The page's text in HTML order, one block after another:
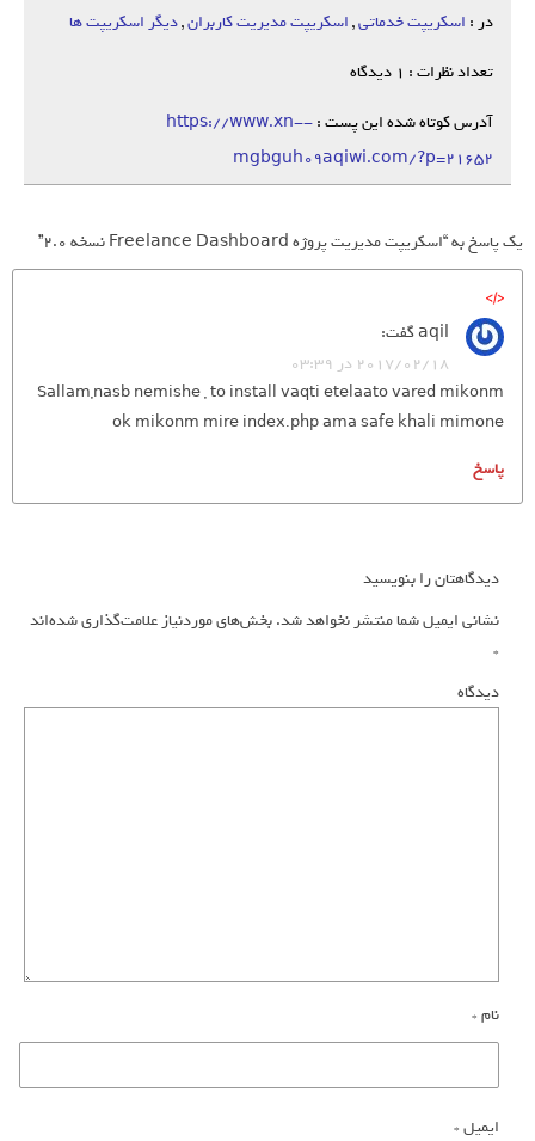
در : اسکریپت خدماتی,اسکریپت مدیریت کاربران,دیگر اسکریپت ها
تعداد نظرات : 1 دیدگاه
آدرس کوتاه شده این پست :https://www.xn--
mgbguh09aqiwi.com/?p=21652
یک پاسخ به “اسکریپت مدیریت پروژه Freelance Dashboard نسخه 2.0”
aqilگفت:
2017/02/18 در 03:39
Sallam,nasb nemishe , to install vaqti etelaato vared mikonm
ok mikonm mire index.php ama safe khali mimone
پاسخ
دیدگاهتان را بنویسید
نشانی ایمیل شما منتشر نخواهد شد.بخش‌های موردنیاز علامت‌گذاری شده‌اند
*
دیدگاه
نام*
ایمیل*